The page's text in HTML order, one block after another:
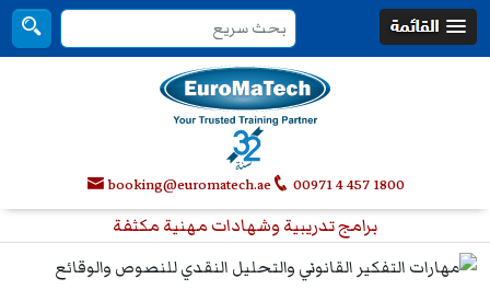
00971 4 457 1800
booking@euromatech.ae
برامج تدريبية وشهادات مهنية مكثفة